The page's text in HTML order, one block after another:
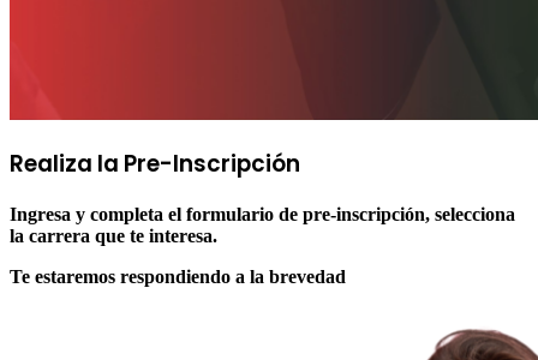
Realiza la Pre-Inscripción
Ingresa y completa el formulario de pre-inscripción, selecciona
la carrera que te interesa.
Te estaremos respondiendo a la brevedad